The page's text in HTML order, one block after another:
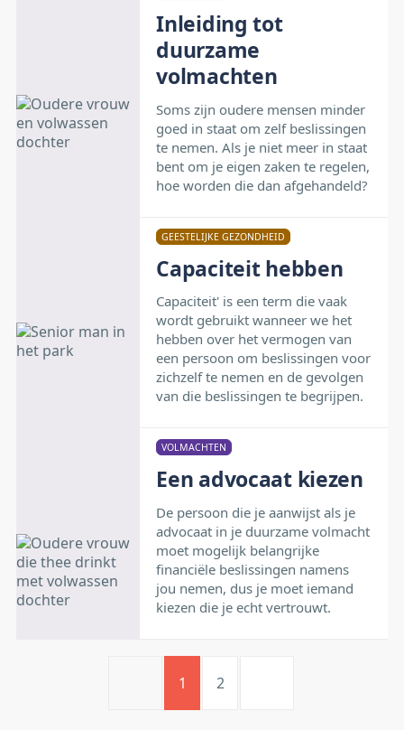
Inleiding tot
duurzame
volmachten
Soms zijn oudere mensen minder
goed in staat om zelf beslissingen
te nemen. Als je niet meer in staat
bent om je eigen zaken te regelen,
hoe worden die dan afgehandeld?
GEESTELIJKE GEZONDHEID
Capaciteit hebben
Capaciteit' is een term die vaak
wordt gebruikt wanneer we het
hebben over het vermogen van
een persoon om beslissingen voor
zichzelf te nemen en de gevolgen
van die beslissingen te begrijpen.
VOLMACHTEN
Een advocaat kiezen
De persoon die je aanwijst als je
advocaat in je duurzame volmacht
moet mogelijk belangrijke
financiële beslissingen namens
jou nemen, dus je moet iemand
kiezen die je echt vertrouwt.
1 2